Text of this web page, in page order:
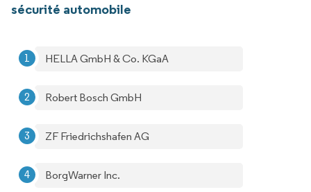
sécurité automobile
HELLA GmbH & Co. KGaA
Robert Bosch GmbH
ZF Friedrichshafen AG
BorgWarner Inc.